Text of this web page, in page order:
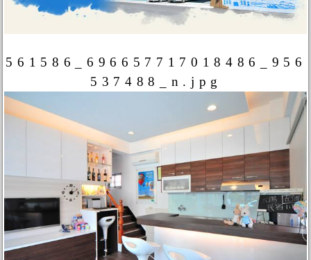
561586_696657717018486_956
537488_n.jpg